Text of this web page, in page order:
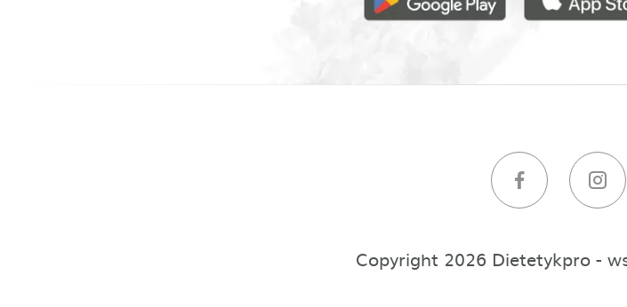
Copyright 2026 Dietetykpro -